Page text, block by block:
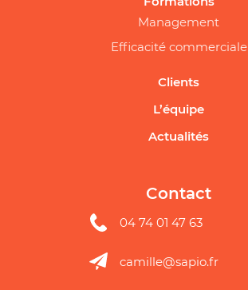
Management
Efficacité commerciale
Clients
L’équipe
Actualités
Contact
04 74 01 47 63
camille@sapio.fr